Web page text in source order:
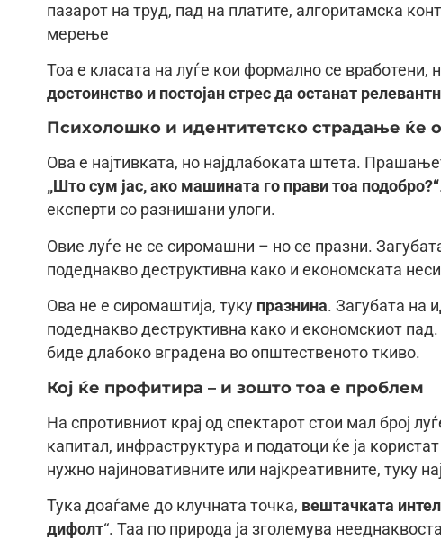
пазарот на труд, пад на платите, алгоритамска
мерење
Тоа е класата на луѓе кои формално се вработени,
достоинство и постојан стрес да останат
Психолошко и идентитетско страдање ќе
Ова е најтивката, но најдлабоката штета.
„Што сум јас, ако машината го прави тоа подобро?“
експерти со разнишани улоги.
Овие луѓе не се сиромашни – но се празни.
подеднакво деструктивна како и економската
Ова не е сиромаштија, туку празнина. Загубата на
подеднакво деструктивна како и економскиот
биде длабоко вградена во општественото ткиво.
Кој ќе профитира – и зошто тоа е проблем
На спротивниот крај од спектарот стои мал број
капитал, инфраструктура и податоци ќе ја
нужно најиновативните или најкреативните, туку
Тука доаѓаме до клучната точка, вештачката
дифолт“. Таа по природа ја зголемува